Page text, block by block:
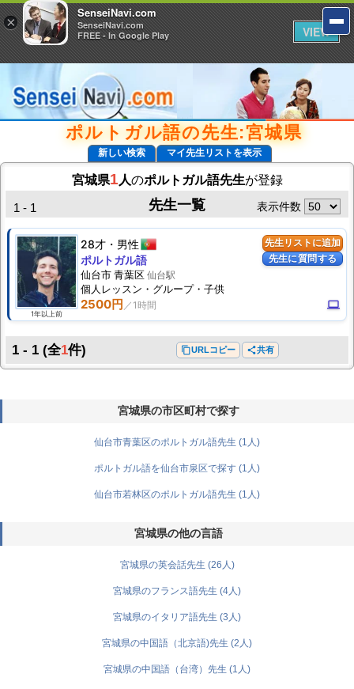
ポルトガル語の先生:宮城県
新しい検索 マイ先生リストを表示
宮城県1 人のポルトガル語先生が登録
先生一覧
1 - 1 表示件数
先生リストに追加
先生に質問する
1年以上前
28才 男性
2500円 computer
ポルトガル語
仙台市 青葉区 仙台駅
個人 レッスン ・グループ・子供
1 - 1 (全1件) content_copyURLコピー share共有
宮城県の市区町村で探す
仙台市青葉区のポルトガル語先生 (1人)
ポルトガル語を仙台市泉区で探す (1人)
仙台市若林区のポルトガル語先生 (1人)
宮城県の他の言語
宮城県の英会話先生 (26人)
宮城県のフランス語先生 (4人)
宮城県のイタリア語先生 (3人)
宮城県の中国語（北京語)先生 (2人)
宮城県の中国語（台湾）先生 (1人)
×
SenseiNavi.com
SenseiNavi.com
FREE - In Google Play
VIEW
×
SenseiNavi.com
SenseiNavi.com
FREE - In Google Play
VIEW